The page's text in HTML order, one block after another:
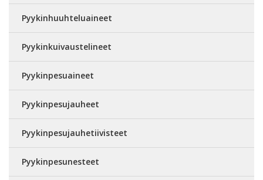
Pyykinhuuhteluaineet
Pyykinkuivaustelineet
Pyykinpesuaineet
Pyykinpesujauheet
Pyykinpesujauhetiivisteet
Pyykinpesunesteet